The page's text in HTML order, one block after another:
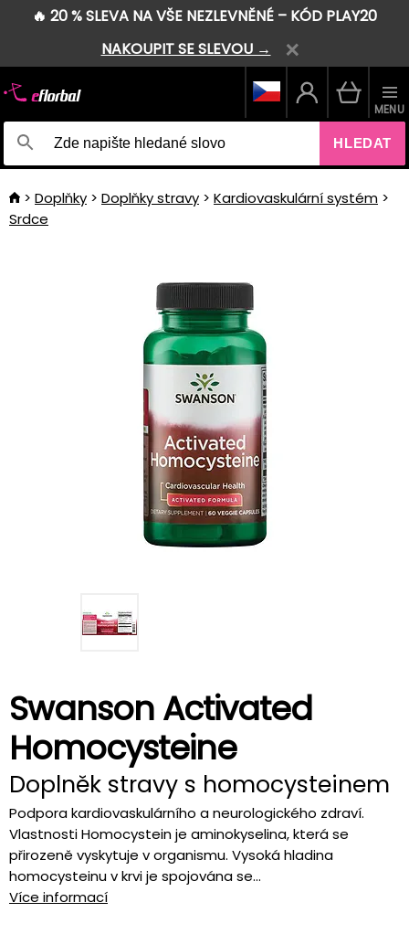
🔥 20 % SLEVA NA VŠE NEZLEVNĚNÉ – KÓD PLAY20
NAKOUPIT SE SLEVOU →
HLEDAT
MENU
Doplňky Doplňky stravy
Kardiovaskulární systém
Srdce
Swanson Activated
Homocysteine
Doplněk stravy s homocysteinem
Podpora kardiovaskulárního a neurologického zdraví.
Vlastnosti Homocystein je aminokyselina, která se
přirozeně vyskytuje v organismu. Vysoká hladina
homocysteinu v krvi je spojována se...
Více informací